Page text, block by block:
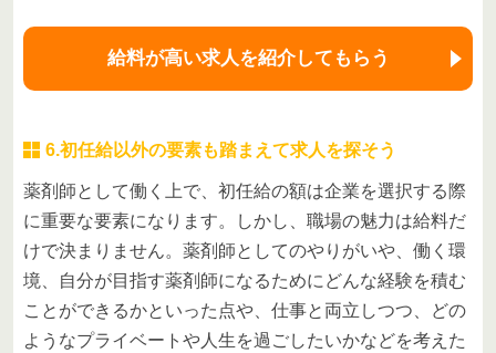
給料が高い求人を紹介してもらう
6.初任給以外の要素も踏まえて求人を探そう
薬剤師として働く上で、初任給の額は企業を選択する際
に重要な要素になります。しかし、職場の魅力は給料だ
けで決まりません。薬剤師としてのやりがいや、働く環
境、自分が目指す薬剤師になるためにどんな経験を積む
ことができるかといった点や、仕事と両立しつつ、どの
ようなプライベートや人生を過ごしたいかなどを考えた